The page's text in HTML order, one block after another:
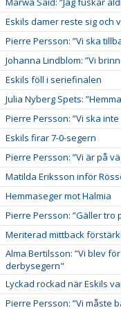
Eskils damer reste sig och
Pierre Persson: ”Vi ska
Johanna Lindblom: ”Vi
Eskils föll i seriefinalen
Julia Nyberg Spets:
Pierre Persson: ”Vi ska
Eskils firar 7-0-segern
Pierre Persson: ”Vi är på
Matilda Eriksson inför
Hemmaseger mot Halmia
Pierre Persson: ”Gäller tro
Meriterad mittback
Alma Bertilsson: ”Vi blev
derbysegern"
Lyckad rockad när Eskils
Pierre Persson: ”Vi måste